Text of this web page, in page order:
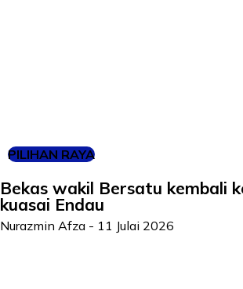
PILIHAN RAYA
Bekas wakil Bersatu kembali
kuasai Endau
Nurazmin Afza - 11 Julai 2026